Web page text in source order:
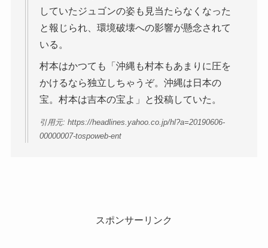
していたジュゴンの姿も見当たらなくなった
と報じられ、環境破壊への影響が懸念されて
いる。
村本はかつても「沖縄も村本もあまりに圧を
かけるなら独立しちゃうぞ。沖縄は日本の
宝。村本は吉本の宝よ」と投稿していた。
引用元: https://headlines.yahoo.co.jp/hl?a=20190606-
00000007-tospoweb-ent
スポンサーリンク